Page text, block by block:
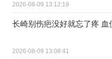
2026-08-09 13:12:19
长崎别伤疤没好就忘了疼 血
2026-08-09 13:08:41